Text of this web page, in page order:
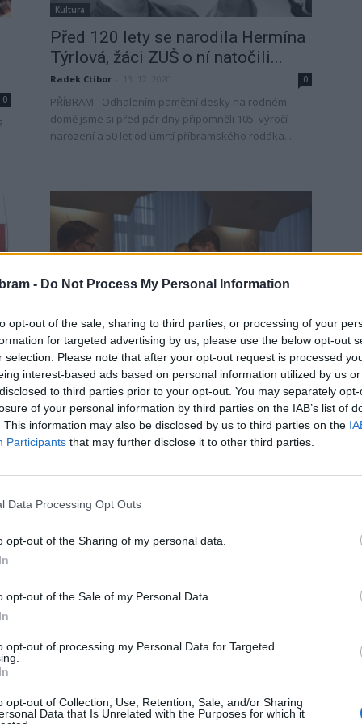
- Do Not Process My Personal Information
opt-out of the sale, sharing to third parties, or processing of your
for targeted advertising by us, please use the below opt-out
selection. Please note that after your opt-out request is processed
interest-based ads based on personal information utilized by us
to third parties prior to your opt-out. You may separately
of your personal information by third parties on the IAB’s list of
This information may also be disclosed by us to third parties on the
Participants that may further disclose it to other third parties.
Data Processing Opt Outs
opt-out of the Sharing of my personal data.
opt-out of the Sale of my Personal Data.
opt-out of processing my Personal Data for Targeted
opt-out of Collection, Use, Retention, Sale, and/or Sharing
Data that Is Unrelated with the Purposes for which it
0
Kultura
Před 120 lety se narodila Hermína
Týrlová, žáci ZUŠ o ní natočili...
Radek Ctibor 0
PŘÍBRAM - Odhalením pamětní desky na rodném
domě jsme si před pár dny připomněli 105. výročí
narození a 50 let od úmrtí příbramského rodáka...
Příbram vítá malé občánky
devětkrát do roka, naposledy to
bylo minulý...
4. 10. 2019 0
PŘÍBRAM - Vítání občánků je slavnostní obřad, při
kterém jsou nově narozené děti přivítány mezi
termínech. V...
0
i slavného režiséra